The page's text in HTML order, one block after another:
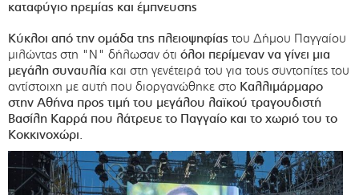
καταφύγιο ηρεμίας και έμπνευσης
Κύκλοι από την ομάδα της πλειοψηφίας του Δήμου Παγγαίου
μιλώντας στη "Ν" δήλωσαν ότι όλοι περίμεναν να γίνει μια
μεγάλη συναυλία και στη γενέτειρά του για τους συντοπίτες του
αντίστοιχη με αυτή που διοργανώθηκε στο Καλλιμάρμαρο
στην Αθήνα προς τιμή του μεγάλου λαϊκού τραγουδιστή
Βασίλη Καρρά που λάτρευε το Παγγαίο και το χωριό του το
Κοκκινοχώρι.